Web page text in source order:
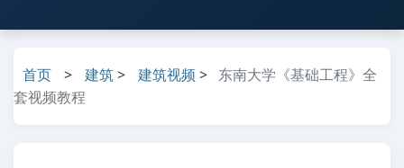
首页 > 建筑> 建筑视频 > 东南大学《基础工程》全
套视频教程